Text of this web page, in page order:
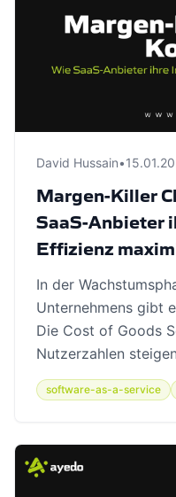
David Hussain•
Margen-Killer
SaaS-Anbieter
Effizienz
In der
Unternehmens gibt
Die Cost of Goods
Nutzerzahlen
software-as-a-service